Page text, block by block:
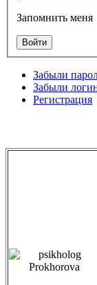
Запомнить меня
Забыли
Забыли
Регистрация